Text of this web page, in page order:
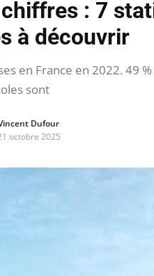
: 7
à découvrir
en France en 2022. 49
sont
Dufour
octobre 2025